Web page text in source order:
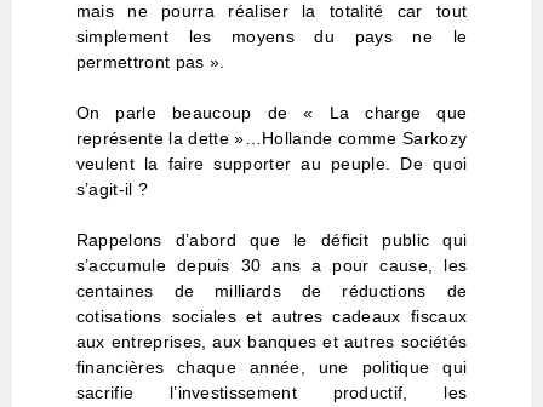
mais ne pourra réaliser la totalité car tout
simplement les moyens du pays ne le
permettront pas ».
On parle beaucoup de « La charge que
représente la dette »…Hollande comme Sarkozy
veulent la faire supporter au peuple. De quoi
s’agit-il ?
Rappelons d’abord que le déficit public qui
s’accumule depuis 30 ans a pour cause, les
centaines de milliards de réductions de
cotisations sociales et autres cadeaux fiscaux
aux entreprises, aux banques et autres sociétés
financières chaque année, une politique qui
sacrifie l’investissement productif, les